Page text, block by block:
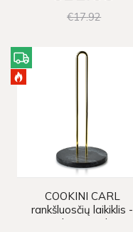
€1792
COOKINI CARL
rankšluosčių laikiklis -
juodas su auksu